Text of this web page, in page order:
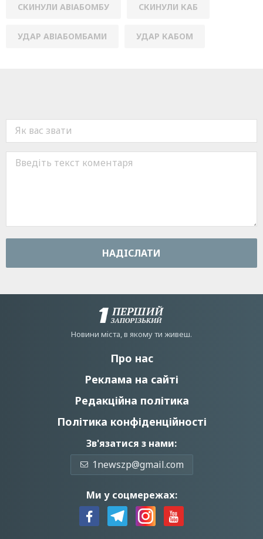
СКИНУЛИ АВІАБОМБУ СКИНУЛИ КАБ
УДАР АВІАБОМБАМИ УДАР КАБОМ
НАДIСЛАТИ
Новини мiста, в якому ти живеш.
Про нас
Реклама на сайті
Редакційна політика
Політика конфіденційності
Зв'язатися з нами:
1newszp@gmail.com
Ми у соцмережах: